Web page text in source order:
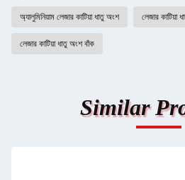
অ্যালুমিনিয়াম লেজার কাটিয়া ধাতু অংশ লেজার কাটিয়া
লেজার কাটিয়া ধাতু অংশ বাঁক
Similar